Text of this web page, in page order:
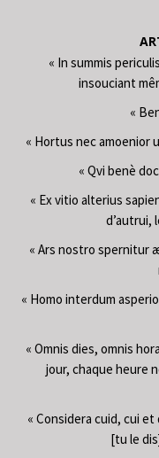
« In summis
insouciant
«
« Hortus nec amoenior
« Qvi benè
« Ex vitio alterius
d’autrui,
« Ars nostro spernitur
« Homo interdum
« Omnis dies, omnis
jour, chaque heure
« Considera cuid, cui et
[tu le